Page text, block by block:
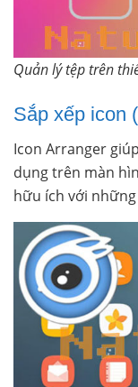
Quản lý tệp trên
Sắp xếp icon
Icon Arranger
dụng trên màn
hữu ích với